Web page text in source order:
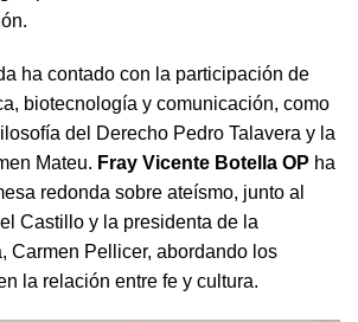
ha contado con la participación de
biotecnología y comunicación, como
del Derecho Pedro Talavera y la
Mateu. Fray Vicente Botella OP ha
redonda sobre ateísmo, junto al
Castillo y la presidenta de la
Carmen Pellicer, abordando los
la relación entre fe y cultura.